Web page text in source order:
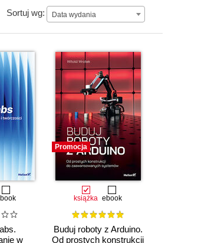
Sortuj wg: Data wydania
Data wydania
w
Promocja
książka ebook
Buduj roboty z Arduino.
Od prostych konstrukcji